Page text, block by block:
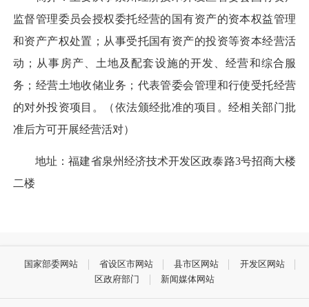
监督管理委员会授权委托经营的国有资产的资本权益管理
和资产产权处置；从事受托国有资产的投资等资本经营活
动；从事房产、土地及配套设施的开发、经营和综合服
务；经营土地收储业务；代表管委会管理和行使受托经营
的对外投资项目。（依法颁经批准的项目。经相关部门批
准后方可开展经营活对）
地址：福建省泉州经济技术开发区政泰路3号招商大楼
二楼
国家部委网站 省设区市网站 县市区网站
开发区网站
区政府部门
新闻媒体网站